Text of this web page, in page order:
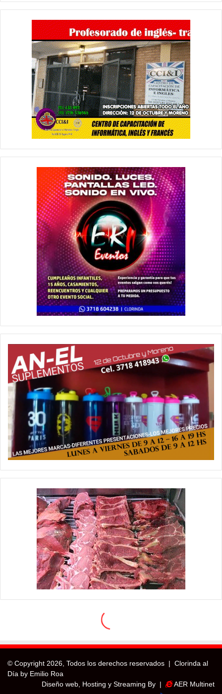
© Copyright 2026, Todos los derechos reservados | Clorinda al
Día by Emilio Roa
Diseño web, Hosting y Streaming By |
AER Multinet